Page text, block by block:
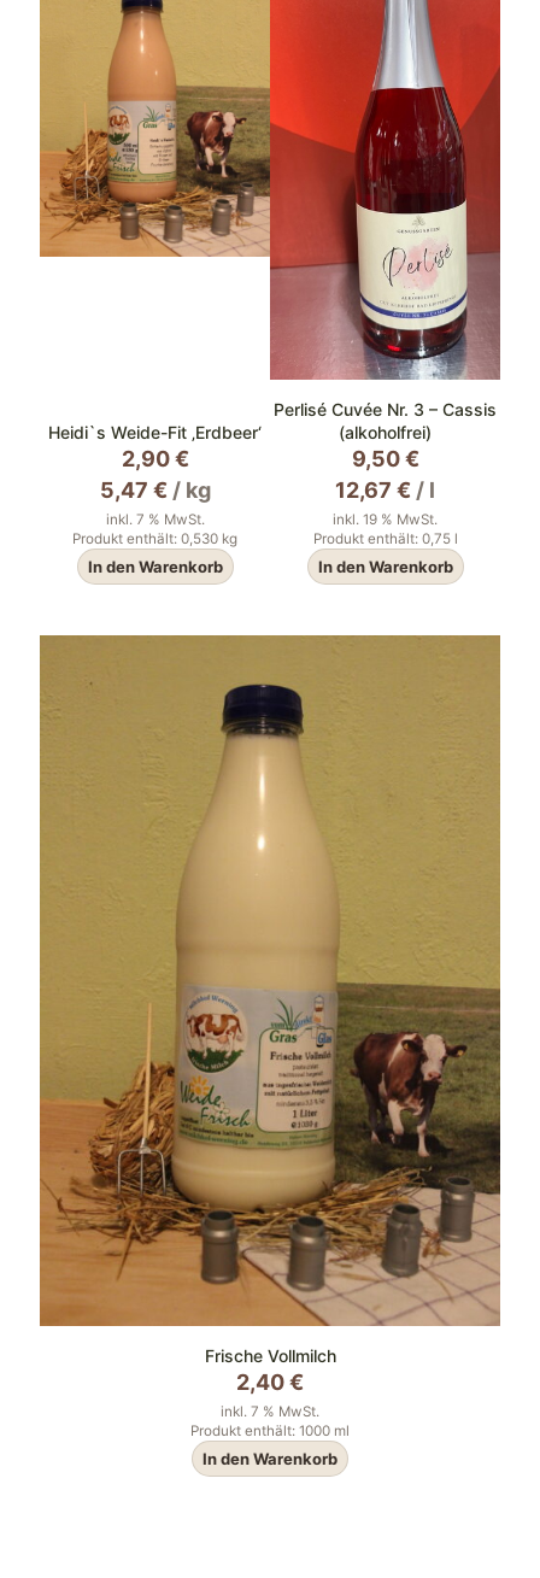
Heidi`s Weide-Fit ‚Erdbeer‘
2,90€
5,47 € / kg
inkl. 7 % MwSt.
Produkt enthält: 0,530 kg
In den Warenkorb
Perlisé Cuvée Nr. 3 – Cassis
(alkoholfrei)
9,50€
12,67 € / l
inkl. 19 % MwSt.
Produkt enthält: 0,75 l
In den Warenkorb
Frische Vollmilch
2,40€
inkl. 7 % MwSt.
Produkt enthält: 1000 ml
In den Warenkorb